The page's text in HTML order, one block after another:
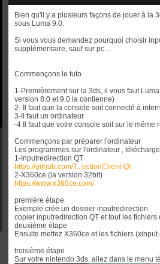
Bien qu'il y a plusieurs façons de jouer à la
sous Luma 9.0.
Si vous vous demandez pourquoi choisir
supplémentaire, sauf sur pc...
Commençons le tuto
1-Premièrement sur la 3ds, il vous faut
version 8.0 et 9.0 la contienne)
2- Il faut que la console soit connecté à
3-Il faut un ordinateur
-4 Il faut que votre console soit sur le même
Commençons par préparer l'ordinateur
Les programmes sur l'ordinateur ,
1-Inputredirection QT
https://github.com/T...ectionClient-Qt
2-X360ce (la version 32bit)
https://www.x360ce.com/
première étape
Exemple crée un dossier inputredirection
copier inputredirection QT et tout les fichiers
deuxième étape
Ensuite mettez X360ce et les fichiers
troisième étape
Sur votre nintendo 3ds, allez dans le menu